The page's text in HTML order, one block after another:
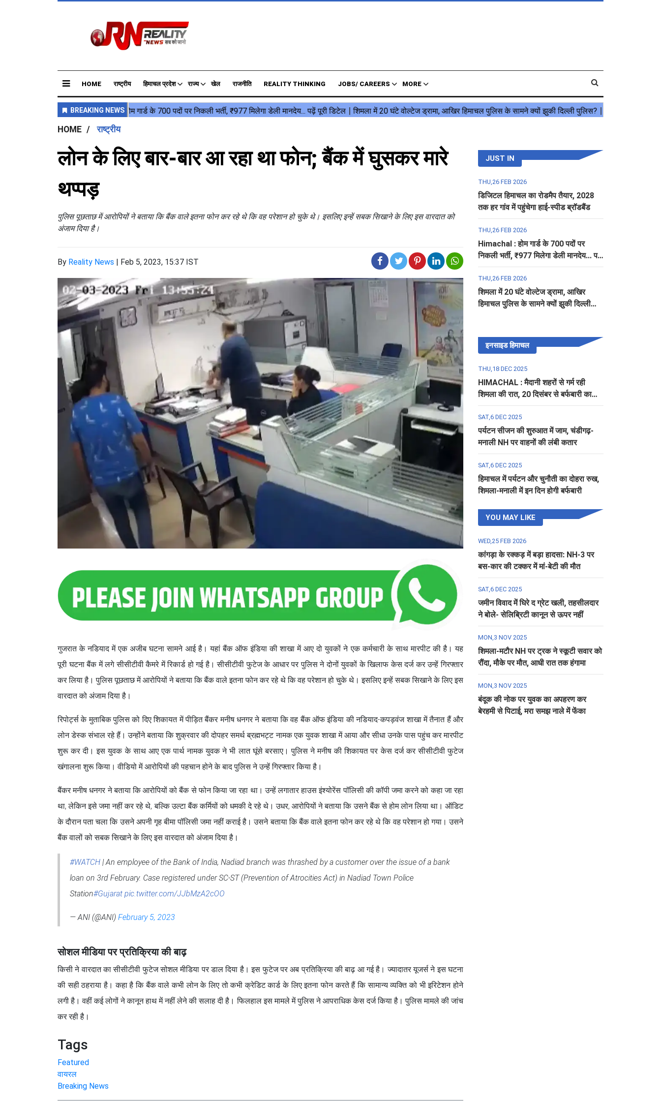
HOME राष्ट्रीय हिमाचल प्रदेश राज्य खेल राजनीति REALITY THINKING JOBS/ CAREERS MORE
HOME राष्ट्रीय
लोन के लिए बार-बार आ रहा था फोन; बैंक में घुसकर मारे
थप्पड़
पुलिस पूछताछ में आरोपियों ने बताया कि बैंक वाले इतना फोन कर रहे थे कि वह परेशान हो चुके थे। इसलिए इन्हें सबक सिखाने के लिए इस वारदात को
अंजाम दिया है।
By Reality News | Feb 5, 2023, 15:37 IST
गुजरात के नडियाद में एक अजीब घटना सामने आई है। यहां बैंक ऑफ इंडिया की शाखा में आए दो युवकों ने एक कर्मचारी के साथ मारपीट की है। यह
पूरी घटना बैंक में लगे सीसीटीवी कैमरे में रिकार्ड हो गई है। सीसीटीवी फुटेज के आधार पर पुलिस ने दोनों युवकों के खिलाफ केस दर्ज कर उन्हें गिरफ्तार
कर लिया है। पुलिस पूछताछ में आरोपियों ने बताया कि बैंक वाले इतना फोन कर रहे थे कि वह परेशान हो चुके थे। इसलिए इन्हें सबक सिखाने के लिए इस
वारदात को अंजाम दिया है।
रिपोर्ट्स के मुताबिक पुलिस को दिए शिकायत में पीड़ित बैंकर मनीष धनगर ने बताया कि वह बैंक ऑफ इंडिया की नडियाद-कपड़वंज शाखा में तैनात हैं और
लोन डेस्क संभाल रहे हैं। उन्होंने बताया कि शुक्रवार की दोपहर समर्थ ब्रह्मभट्ट नामक एक युवक शाखा में आया और सीधा उनके पास पहुंच कर मारपीट
शुरू कर दी। इस युवक के साथ आए एक पार्थ नामक युवक ने भी लात घूंसे बरसाए। पुलिस ने मनीष की शिकायत पर केस दर्ज कर सीसीटीवी फुटेज
खंगालना शुरू किया। वीडियो में आरोपियों की पहचान होने के बाद पुलिस ने उन्हें गिरफ्तार किया है।
बैंकर मनीष धनगर ने बताया कि आरोपियों को बैंक से फोन किया जा रहा था। उन्हें लगातार हाउस इंश्योरेंस पॉलिसी की कॉपी जमा करने को कहा जा रहा
था, लेकिन इसे जमा नहीं कर रहे थे, बल्कि उल्टा बैंक कर्मियों को धमकी दे रहे थे। उधर, आरोपियों ने बताया कि उसने बैंक से होम लोन लिया था। ऑडिट
के दौरान पता चला कि उसने अपनी गृह बीमा पॉलिसी जमा नहीं कराई है। उसने बताया कि बैंक वाले इतना फोन कर रहे थे कि वह परेशान हो गया। उसने
बैंक वालों को सबक सिखाने के लिए इस वारदात को अंजाम दिया है।
#WATCH | An employee of the Bank of India, Nadiad branch was thrashed by a customer over the issue of a bank
loan on 3rd February. Case registered under SC-ST (Prevention of Atrocities Act) in Nadiad Town Police
Station#Gujarat pic.twitter.com/JJbMzA2cOO
— ANI (@ANI) February 5, 2023
सोशल मीडिया पर प्रतिक्रिया की बाढ़
किसी ने वारदात का सीसीटीवी फुटेज सोशल मीडिया पर डाल दिया है। इस फुटेज पर अब प्रतिक्रिया की बाढ़ आ गई है। ज्यादातर यूजर्स ने इस घटना
की सही ठहराया है। कहा है कि बैंक वाले कभी लोन के लिए तो कभी क्रेडिट कार्ड के लिए इतना फोन करते हैं कि सामान्य व्यक्ति को भी इरिटेशन होने
लगी है। वहीं कई लोगों ने कानून हाथ में नहीं लेने की सलाह दी है। फिलहाल इस मामले में पुलिस ने आपराधिक केस दर्ज किया है। पुलिस मामले की जांच
कर रही है।
Tags
Featured
वायरल
Breaking News
JUST IN
THU,26 FEB 2026
डिजिटल हिमाचल का रोडमैप तैयार, 2028
तक हर गांव में पहुंचेगा हाई-स्पीड ब्रॉडबैंड
THU,26 FEB 2026
Himachal : होम गार्ड के 700 पदों पर
निकली भर्ती, ₹977 मिलेगा डेली मानदेय... पढ़ें
पूरी डिटेल
THU,26 FEB 2026
शिमला में 20 घंटे वोल्टेज ड्रामा, आखिर
हिमाचल पुलिस के सामने क्यों झुकी दिल्ली
इनसाइड हिमाचल
THU,18 DEC 2025
HIMACHAL : मैदानी शहरों से गर्म रही
शिमला की रात, 20 दिसंबर से बर्फबारी का
अलर्ट
SAT,6 DEC 2025
पर्यटन सीजन की शुरुआत में जाम, चंडीगढ़-
मनाली NH पर वाहनों की लंबी कतार
SAT,6 DEC 2025
हिमाचल में पर्यटन और चुनौती का दोहरा रुख,
शिमला-मनाली में इन दिन होगी बर्फबारी
YOU MAY LIKE
WED,25 FEB 2026
कांगड़ा के रक्कड़ में बड़ा हादसा: NH-3 पर
बस-कार की टक्कर में मां-बेटी की मौत
SAT,6 DEC 2025
जमीन विवाद में घिरे द ग्रेट खली, तहसीलदार
ने बोले- सेलिब्रिटी कानून से ऊपर नहीं
MON,3 NOV 2025
शिमला-मटौर NH पर ट्रक ने स्कूटी सवार को
रौंदा, मौके पर मौत, आधी रात तक हंगामा
MON,3 NOV 2025
बंदूक की नोक पर युवक का अपहरण कर
बेरहमी से पिटाई, मरा समझ नाले में फेंका